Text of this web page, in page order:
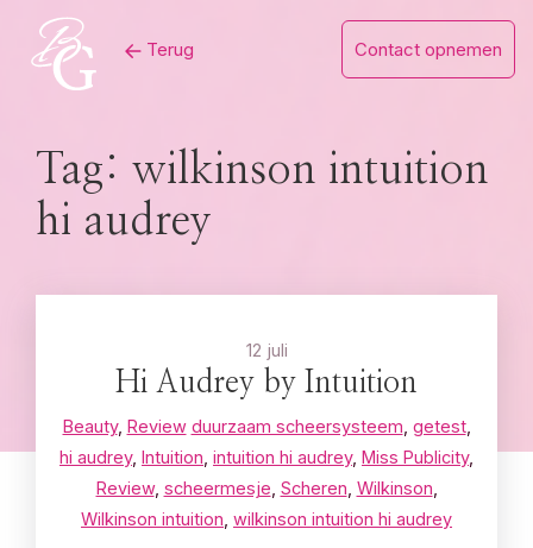
content
Terug Contact opnemen
Tag: wilkinson intuition
hi audrey
12 juli
Hi Audrey by Intuition
Beauty, Review duurzaam scheersysteem getest,
hi audrey, Intuition intuition hi audrey, Miss Publicity,
Review, scheermesje Scheren Wilkinson
Wilkinson intuition wilkinson intuition hi audrey